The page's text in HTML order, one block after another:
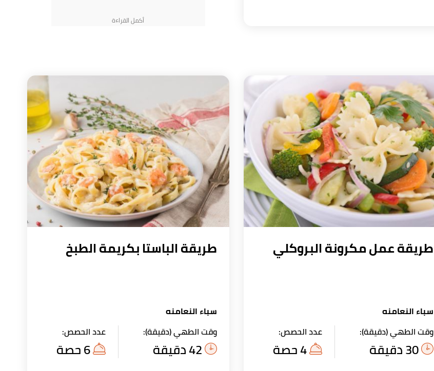
طريقة عمل مكرونة البروكلي
سباء النعامنه
وقت الطهي (دقيقة):
30 دقيقة
عدد الحصص:
4 حصة
طريقة الباستا بكريمة الطبخ
سباء النعامنه
وقت الطهي (دقيقة):
عدد الحصص:
6 حصة